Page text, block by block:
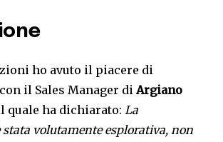
ho avuto il piacere di
il Sales Manager diArgiano
quale ha dichiarato: La
stata volutamente esplorativa, non